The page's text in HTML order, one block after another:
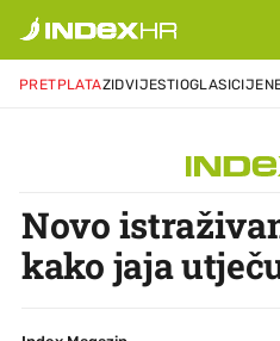
PRETPLATAZIDVIJESTIOGLASI
Novo
kako jaja